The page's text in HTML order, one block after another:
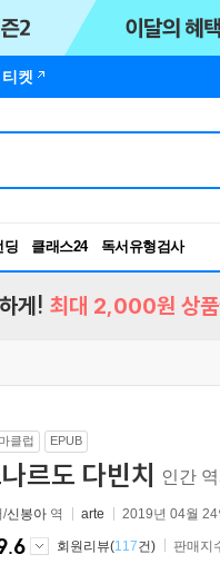
티켓
딩 클래스24
독서유형검사
RBTI Lab
게! 최대 2,000원 상품
클럽 EPUB
르도 다빈치 인간
/신봉아 역 arte 2019년 04월 24
회원리뷰(117건) 판매지